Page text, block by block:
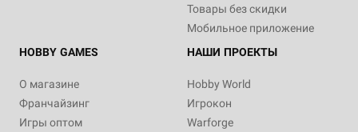
Товары без скидки
Мобильное приложение
HOBBY GAMES
О магазине
Франчайзинг
Игры оптом
НАШИ ПРОЕКТЫ
Hobby World
Игрокон
Warforge